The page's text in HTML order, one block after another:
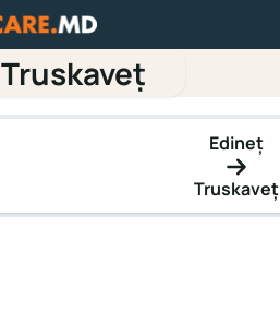
Truskaveț
Edineț
Truskaveț